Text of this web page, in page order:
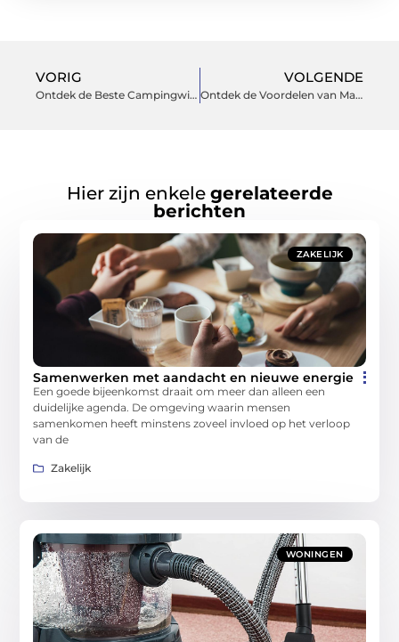
VORIG
Ontdek de Beste Campingwinkel in Middelburg voor al Uw Avonturen
VOLGENDE
Ontdek de Voordelen van Makelaar Gouda voor Uw Vastgoedbehoeften
Hier zijn enkele gerelateerde
berichten
ZAKELIJK
Samenwerken met aandacht en nieuwe energie
Een goede bijeenkomst draait om meer dan alleen een
duidelijke agenda. De omgeving waarin mensen
samenkomen heeft minstens zoveel invloed op het verloop
van de
Zakelijk
WONINGEN